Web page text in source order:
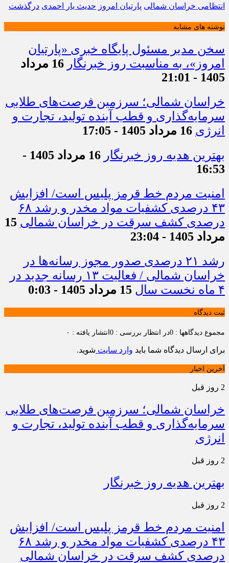
انتظامی خراسان شمالی پارتیان امروز حدیث یار احمدی درگذشت
نوشته های مشابه
سخن مدیر مسئول پایگاه خبری «پارتیان
امروز»، به مناسبت روز خبرنگار
16 مرداد
1405 - 21:01
خراسان شمالی؛ سرزمین فرصت‌های طلایی
سرمایه‌گذاری و قطب آینده تولید، تجارت و
انرژی 16 مرداد 1405 - 17:05
بهترین هدیه روز خبرنگار
16 مرداد 1405 -
16:53
امنیت مردم خط قرمز پلیس است/ افزایش
۴۳ درصدی کشفیات مواد مخدر و رشد ۶۸
درصدی کشف سرقت در خراسان شمالی 15
مرداد 1405 - 23:04
رشد ۲۱ درصدی صدور مجوز رسانه‌ها در
خراسان شمالی / فعالیت ۱۳ رسانه جدید در
۴ ماه نخست سال
15 مرداد 1405 - 0:03
ثبت دیدگاه
مجموع دیدگاهها : 0 در انتظار بررسی : 0 انتشار یافته : ۰
برای ارسال دیدگاه شما باید وارد سایت شوید.
آخرین اخبار
2 روز قبل
خراسان شمالی؛ سرزمین فرصت‌های طلایی
سرمایه‌گذاری و قطب آینده تولید، تجارت و
انرژی
2 روز قبل
بهترین هدیه روز خبرنگار
2 روز قبل
امنیت مردم خط قرمز پلیس است/ افزایش
۴۳ درصدی کشفیات مواد مخدر و رشد ۶۸
درصدی کشف سرقت در خراسان شمالی